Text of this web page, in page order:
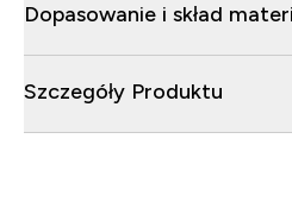
Dopasowanie i skład
Szczegóły Produktu